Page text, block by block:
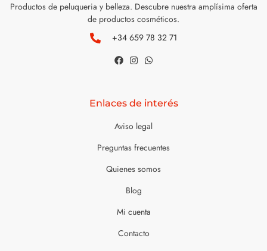
Productos de peluqueria y belleza. Descubre nuestra amplísima oferta
de productos cosméticos.
+34 659 78 32 71
Enlaces de interés
Aviso legal
Preguntas frecuentes
Quienes somos
Blog
Mi cuenta
Contacto